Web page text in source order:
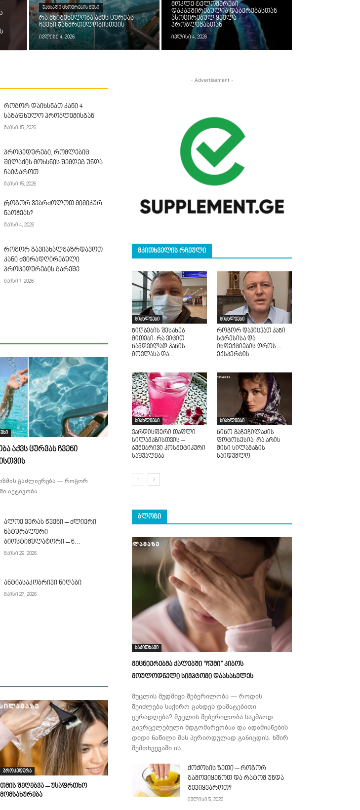
ᲯᲐᲜᲡᲐᲦᲘ ᲪᲮᲝᲕᲠᲔᲑᲘᲡ ᲬᲔᲡᲘ
რა მნიშვნელობა აქვს ცურვას
ჩვენი ჯანმრთელობისთვის
ივლისი 4, 2026
მოკლე ტელომერები
დაკავშირებულია დაბერებასთან
ასოცირებულ ყველა
პრობლემასთან
ივლისი 4, 2026
როგორ დაიხსნათ კანი 4
საზაფხულო პრობლემისგან
მაისი 15, 2026
პროცედურები, რომლებიც
შილაქის მოხსნის შემდეგ უნდა
ჩაიტაროთ
მაისი 15, 2026
Როგორ ვებრძოლოთ მიმიკურ
ნაოჭებს?
მაისი 4, 2026
როგორ გავიახალგაზრდავოთ
კანი ძვირადღირებული
პროცედურების გარეშე
მაისი 1, 2026
აქვს ცურვას ჩვენი
გაძლიერება — როგორ
აქტივობა...
ალოე ვერას წვენი – ძლიერი
ნატურალური
ბიოსტიმულატორი – 6...
მაისი 29, 2026
ანტიასაკობრივი ნიღაბი
მაისი 27, 2026
პროცედურა
თმის შეღებვა – უსაფრთხო
მომსახურება
- Advertisement -
ᲛᲙᲘᲗᲮᲕᲔᲚᲘᲡ ᲠᲩᲔᲣᲚᲘ
სიახლეები
ნიღბების შესახებ
მითები: რა ვიცით
ნამდვილად კანის
მოვლასა და...
სიახლეები
როგორ დავიცვათ კანი
სტრესისა და
ინფექციების დროს –
ექსპერტის...
სიახლეები
ვარდისფერი თაფლი
სილამაზისთვის –
ბუნებრივი კოსმეტიკური
საშუალება
სიახლეები
ნინო გაჩეჩილაძის
ფოტოსესია: რა არის
მისი სილამაზის
საიდუმლო
ᲑᲚᲝᲒᲘ
საკითხავი
მეცნიერებმა ქალებში “ჩუმი” კიბოს
მოულოდნელი სიმპტომი დაასახელეს
მუცლის მუდმივი შებერილობა — როდის
შეიძლება საჭირო გახდეს დამატებითი
ყურადღება? მუცლის შებერილობა საკმაოდ
გავრცელებული მდგომარეობაა და ადამიანების
დიდი ნაწილი მას პერიოდულად განიცდის. ხშირ
შემთხვევაში ის...
ქოქოსის ზეთი – როგორ
გამოვიყენოთ და რატომ უნდა
შევიყვაროთ?
ივლისი 5, 2026